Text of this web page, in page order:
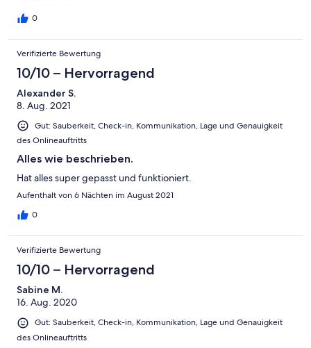
0
Verifizierte Bewertung
10/10 – Hervorragend
Alexander S.
8. Aug. 2021
Gut: Sauberkeit, Check-in, Kommunikation, Lage und Genauigkeit
des Onlineauftritts
Alles wie beschrieben.
Hat alles super gepasst und funktioniert.
Aufenthalt von 6 Nächten im August 2021
0
Verifizierte Bewertung
10/10 – Hervorragend
Sabine M.
16. Aug. 2020
Gut: Sauberkeit, Check-in, Kommunikation, Lage und Genauigkeit
des Onlineauftritts